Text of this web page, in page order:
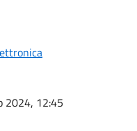
2024, 12:45